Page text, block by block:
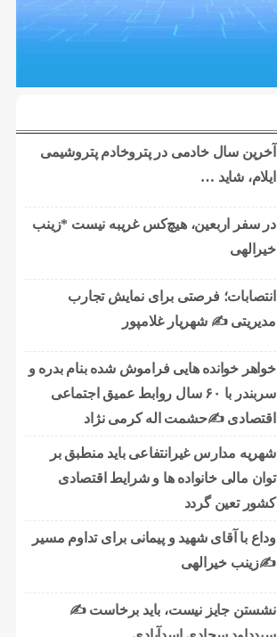
آخرین سال خادمی در پتروخادم پتروشیمی
ایلام، شاید …
در سفر اربعین، هیچ‌کس غریبه نیست *زینب
خیرالهی
انتصابات؛ فرصتی برای نمایش تجارب
مدیریتی ✍ شهریار غلامپور
خواهر خوانده هایی فراموش شده بنام بدره و
سربندر با ۶۰ سال روابط عمیق اجتماعی
اقتصادی ✍حشمت اله کرمی نژاد
شهریه مدارس غیرانتفاعی باید منطبق بر
توان مالی خانواده ها و شرایط اقتصادی
کشور تعین گردد
وداع با آقای شهید و پیمانی برای تداوم مسیر
✍زینب خیرالهی
نشستن جایز نیست، باید برخاست ✍️